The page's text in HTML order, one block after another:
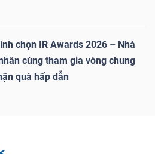
chọn IR Awards 2026 – Nhà
cùng tham gia vòng chung
quà hấp dẫn